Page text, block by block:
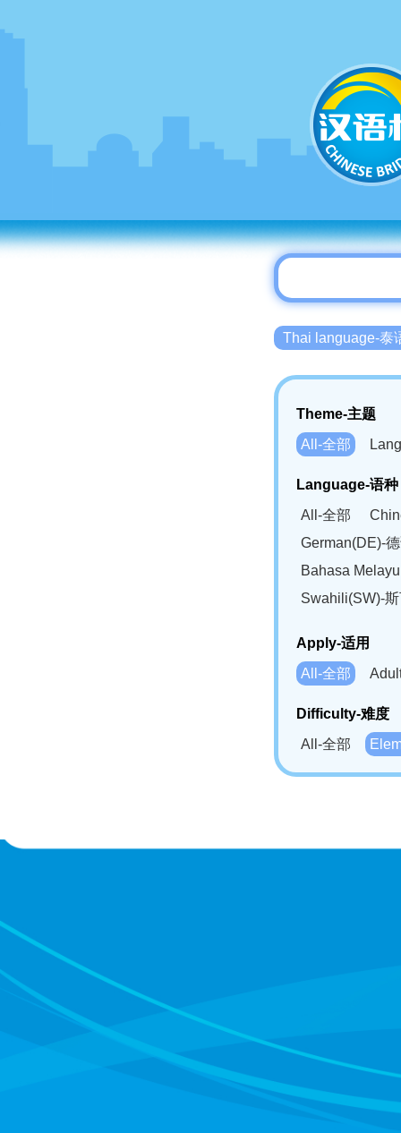
Thai language-泰
Theme-主题
All-全部
Language-语种
All-全部
German(DE)-
Bahasa
Swahili(SW)-
Apply-适用
All-全部
Difficulty-难度
All-全部